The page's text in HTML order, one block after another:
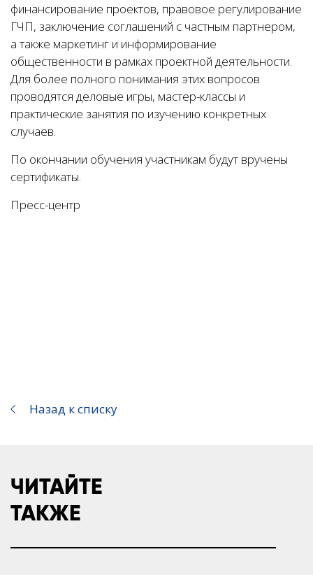
финансирование проектов, правовое регулирование
ГЧП, заключение соглашений с частным партнером,
а также маркетинг и информирование
общественности в рамках проектной деятельности.
Для более полного понимания этих вопросов
проводятся деловые игры, мастер-классы и
практические занятия по изучению конкретных
случаев.
По окончании обучения участникам будут вручены
сертификаты.
Пресс-центр
Назад к списку
ЧИТАЙТЕ
ТАКЖЕ